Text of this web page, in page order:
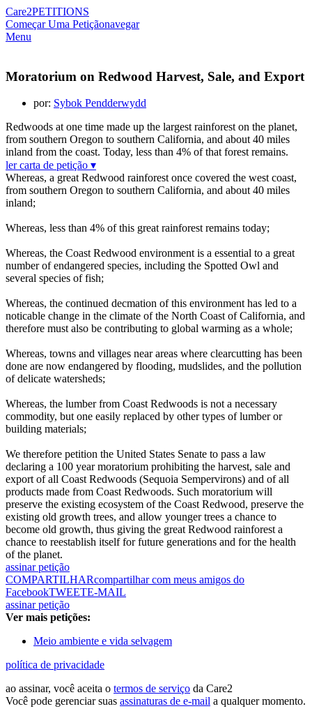
Care2PETITIONS
Começar Uma Petiçãonavegar
Menu
Moratorium on Redwood Harvest, Sale, and Export
por: Sybok Pendderwydd
Redwoods at one time made up the largest rainforest on the planet,
from southern Oregon to southern California, and about 40 miles
inland from the coast. Today, less than 4% of that forest remains.
ler carta de petição ▾
Whereas, a great Redwood rainforest once covered the west coast,
from southern Oregon to southern California, and about 40 miles
inland;
Whereas, less than 4% of this great rainforest remains today;
Whereas, the Coast Redwood environment is a essential to a great
number of endangered species, including the Spotted Owl and
several species of fish;
Whereas, the continued decmation of this environment has led to a
noticable change in the climate of the North Coast of California, and
therefore must also be contributing to global warming as a whole;
Whereas, towns and villages near areas where clearcutting has been
done are now endangered by flooding, mudslides, and the pollution
of delicate watersheds;
Whereas, the lumber from Coast Redwoods is not a necessary
commodity, but one easily replaced by other types of lumber or
building materials;
We therefore petition the United States Senate to pass a law
declaring a 100 year moratorium prohibiting the harvest, sale and
export of all Coast Redwoods (Sequoia Sempervirons) and of all
products made from Coast Redwoods. Such moratorium will
preserve the existing ecosystem of the Coast Redwood, preserve the
existing old growth trees, and allow younger trees a chance to
become old growth, thus giving the great Redwood rainforest a
chance to reestablish itself for future generations and for the health
of the planet.
assinar petição
COMPARTILHARcompartilhar com meus amigos do
FacebookTWEETE-MAIL
assinar petição
Ver mais petições:
Meio ambiente e vida selvagem
política de privacidade
ao assinar, você aceita o termos de serviço da Care2
Você pode gerenciar suas assinaturas de e-mail a qualquer momento.